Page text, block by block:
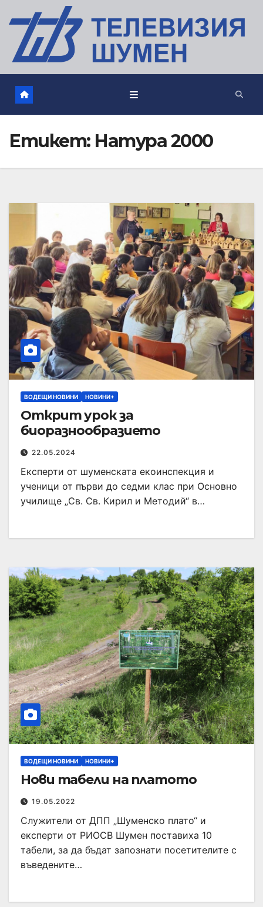
Етикет: Натура 2000
ВОДЕЩИ НОВИНИ НОВИНИ+
Открит урок за
биоразнообразието
22.05.2024
Експерти от шуменската екоинспекция и
ученици от първи до седми клас при Основно
училище „Св. Св. Кирил и Методий“ в…
ВОДЕЩИ НОВИНИ НОВИНИ+
Нови табели на платото
19.05.2022
Служители от ДПП „Шуменско плато“ и
експерти от РИОСВ Шумен поставиха 10
табели, за да бъдат запознати посетителите с
въведените…